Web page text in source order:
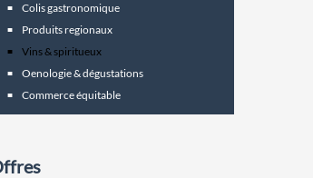
Colis gastronomique
Produits regionaux
Vins & spiritueux
Oenologie & dégustations
Commerce équitable